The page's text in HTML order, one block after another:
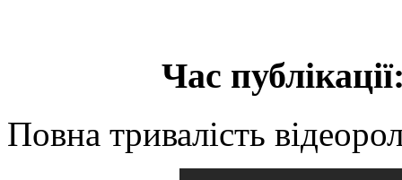
Час
Повна тривалість